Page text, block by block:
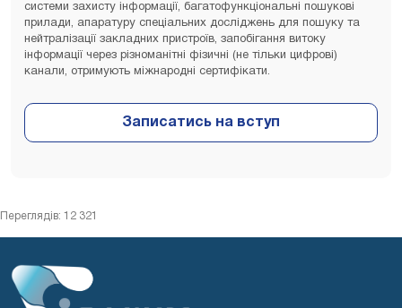
системи захисту інформації, багатофункціональні пошукові
прилади, апаратуру спеціальних досліджень для пошуку та
нейтралізації закладних пристроїв, запобігання витоку
інформації через різноманітні фізичні (не тільки цифрові)
канали, отримують міжнародні сертифікати.
Переглядів: 12 321